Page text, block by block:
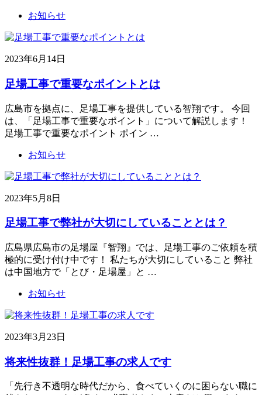
お知らせ
2023年6月14日
足場工事で重要なポイントとは
広島市を拠点に、足場工事を提供している智翔です。 今回
は、「足場工事で重要なポイント」について解説します！
足場工事で重要なポイント ポイン …
お知らせ
2023年5月8日
足場工事で弊社が大切にしていることとは？
広島県広島市の足場屋『智翔』では、足場工事のご依頼を積
極的に受け付け中です！ 私たちが大切にしていること 弊社
は中国地方で「とび・足場屋」と …
お知らせ
2023年3月23日
将来性抜群！足場工事の求人です
「先行き不透明な時代だから、食べていくのに困らない職に